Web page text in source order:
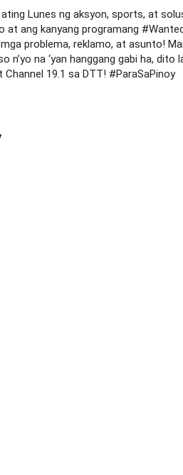
Lunes ng aksyon, sports, at
at ang kanyang programang
problema, reklamo, at asunto!
n’yo na ‘yan hanggang gabi ha, dito
Channel 19.1 sa DTT! #ParaSaPinoy